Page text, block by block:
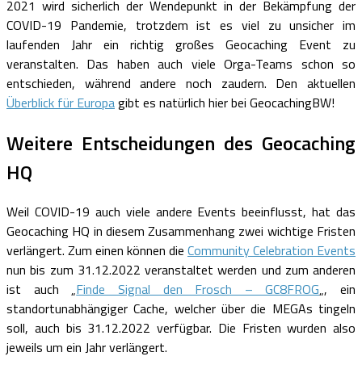
2021 wird sicherlich der Wendepunkt in der Bekämpfung der
COVID-19 Pandemie, trotzdem ist es viel zu unsicher im
laufenden Jahr ein richtig großes Geocaching Event zu
veranstalten. Das haben auch viele Orga-Teams schon so
entschieden, während andere noch zaudern. Den aktuellen
Überblick für Europagibt es natürlich hier bei GeocachingBW!
Weitere Entscheidungen des Geocaching
HQ
Weil COVID-19 auch viele andere Events beeinflusst, hat das
Geocaching HQ in diesem Zusammenhang zwei wichtige Fristen
verlängert. Zum einen können die Community Celebration Events
nun bis zum 31.12.2022 veranstaltet werden und zum anderen
ist auch „Finde Signal den Frosch – GC8FROG„, ein
standortunabhängiger Cache, welcher über die MEGAs tingeln
soll, auch bis 31.12.2022 verfügbar. Die Fristen wurden also
jeweils um ein Jahr verlängert.